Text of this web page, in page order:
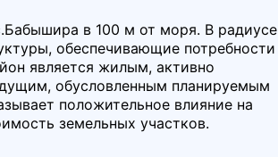
в 100 м от моря. В радиусе
обеспечивающие потребности
является жилым, активно
обусловленным планируемым
положительное влияние на
земельных участков.